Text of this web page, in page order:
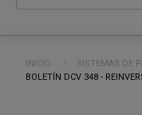
Ruta de
INICIO
SISTEMAS DE
CURRENT:
BOLETÍN DCV 348 -